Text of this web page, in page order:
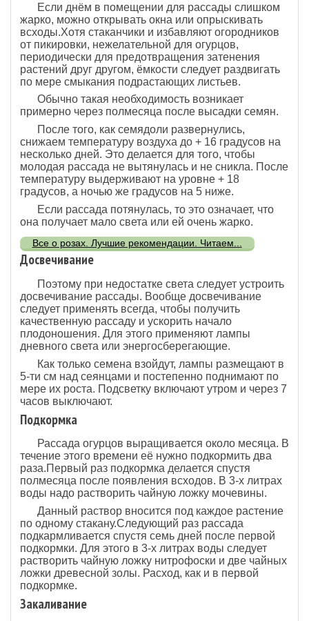
Если днём в помещении для рассады слишком
жарко, можно открывать окна или опрыскивать
всходы.Хотя стаканчики и избавляют огородников
от пикировки, нежелательной для огурцов,
периодически для предотвращения затенения
растений друг другом, ёмкости следует раздвигать
по мере смыкания подрастающих листьев.
Обычно такая необходимость возникает
примерно через полмесяца после высадки семян.
После того, как семядоли развернулись,
снижаем температуру воздуха до + 16 градусов на
несколько дней. Это делается для того, чтобы
молодая рассада не вытянулась и не сникла. После
температуру выдерживают на уровне + 18
градусов, а ночью же градусов на 5 ниже.
Если рассада потянулась, то это означает, что
она получает мало света или ей очень жарко.
Все о розах. Лучшие рекомендации. Читаем...
Досвечивание
Поэтому при недостатке света следует устроить
досвечивание рассады. Вообще досвечивание
следует применять всегда, чтобы получить
качественную рассаду и ускорить начало
плодоношения. Для этого применяют лампы
дневного света или энергосберегающие.
Как только семена взойдут, лампы размещают в
5-ти см над сеянцами и постепенно поднимают по
мере их роста. Подсветку включают утром и через 7
часов выключают.
Подкормка
Рассада огурцов выращивается около месяца. В
течение этого времени её нужно подкормить два
раза.Первый раз подкормка делается спустя
полмесяца после появления всходов. В 3-х литрах
воды надо растворить чайную ложку мочевины.
Данный раствор вносится под каждое растение
по одному стакану.Следующий раз рассада
подкармливается спустя семь дней после первой
подкормки. Для этого в 3-х литрах воды следует
растворить чайную ложку нитрофоски и две чайных
ложки древесной золы. Расход, как и в первой
подкормке.
Закаливание